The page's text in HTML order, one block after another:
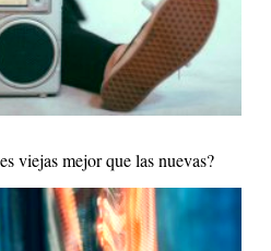
viejas mejor que las nuevas?